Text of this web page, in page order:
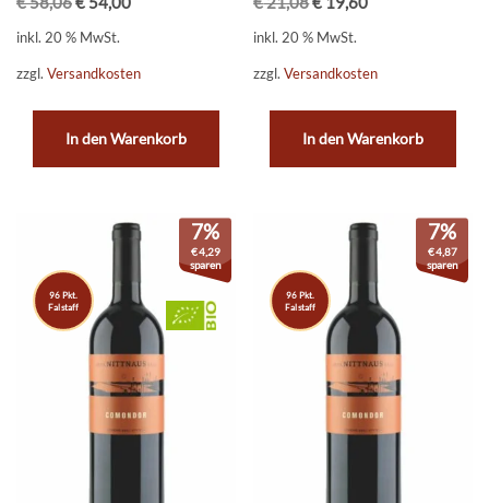
inkl. 20 % MwSt.
zzgl. Versandkosten
In den Warenkorb
inkl. 20 % MwSt.
zzgl.Versandkosten
In den Warenkorb
96 Pkt.
Falstaff
7%
€4,29
sparen
96 Pkt.
Falstaff
7%
€4,87
sparen